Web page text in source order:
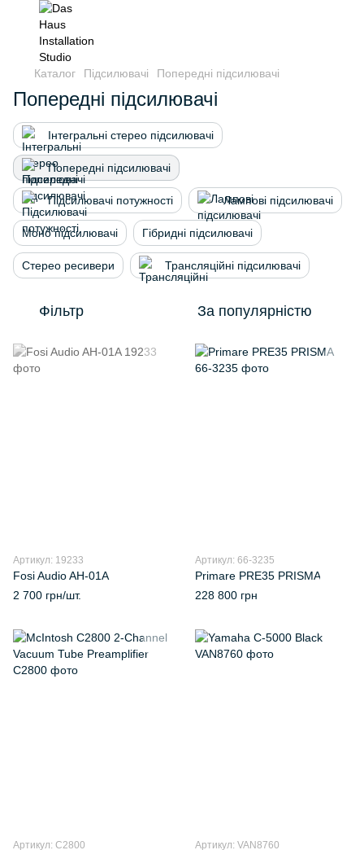
Каталог Підсилювачі Попередні підсилювачі
Попередні підсилювачі
Інтегральні стерео підсилювачі
Попередні підсилювачі
Підсилювачі потужності Лампові підсилювачі
Моно підсилювачі Гібридні підсилювачі
Стерео ресивери Трансляційні підсилювачі
Фільтр За популярністю
Артикул: 19233
Fosi Audio AH-01A
2 700 грн/шт.
Артикул: 66-3235
Primare PRE35 PRISMA
228 800 грн
Артикул: С2800 Артикул: VAN8760